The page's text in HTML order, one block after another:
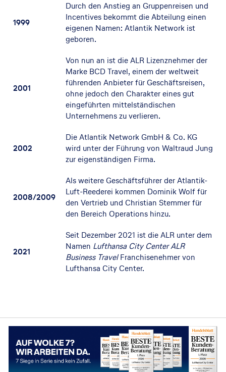
1999
Durch den Anstieg an Gruppenreisen und
Incentives bekommt die Abteilung einen
eigenen Namen: Atlantik Network ist
geboren.
2001
Von nun an ist die ALR Lizenznehmer der
Marke BCD Travel, einem der weltweit
führenden Anbieter für Geschäftsreisen,
ohne jedoch den Charakter eines gut
eingeführten mittelständischen
Unternehmens zu verlieren.
2002
Die Atlantik Network GmbH & Co. KG
wird unter der Führung von Waltraud Jung
zur eigenständigen Firma.
2008/2009
Als weitere Geschäftsführer der Atlantik-
Luft-Reederei kommen Dominik Wolf für
den Vertrieb und Christian Stemmer für
den Bereich Operations hinzu.
2021
Seit Dezember 2021 ist die ALR unter dem
Namen Lufthansa City Center ALR
Business TravelFranchisenehmer von
Lufthansa City Center.